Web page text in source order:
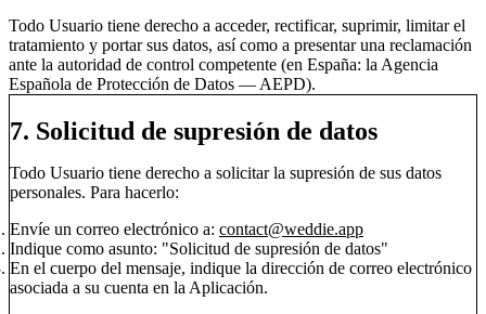
Todo Usuario tiene derecho a acceder, rectificar, suprimir, limitar el
tratamiento y portar sus datos, así como a presentar una reclamación
ante la autoridad de control competente (en España: la Agencia
Española de Protección de Datos — AEPD).
7. Solicitud de supresión de datos
Todo Usuario tiene derecho a solicitar la supresión de sus datos
personales. Para hacerlo:
Envíe un correo electrónico a: contact@weddie.app
Indique como asunto: "Solicitud de supresión de datos"
En el cuerpo del mensaje, indique la dirección de correo electrónico
asociada a su cuenta en la Aplicación.